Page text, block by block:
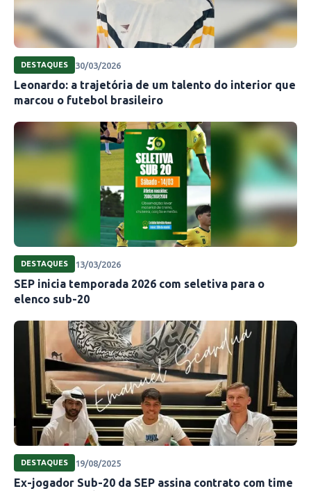
DESTAQUES 30/03/2026
Leonardo: a trajetória de um talento do interior que
marcou o futebol brasileiro
DESTAQUES 13/03/2026
SEP inicia temporada 2026 com seletiva para o
elenco sub-20
DESTAQUES 19/08/2025
Ex-jogador Sub-20 da SEP assina contrato com time